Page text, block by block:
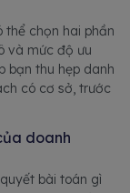
thể chọn hai phần
và mức độ ưu
bạn thu hẹp danh
có cơ sở, trước
doanh
bài toán gì